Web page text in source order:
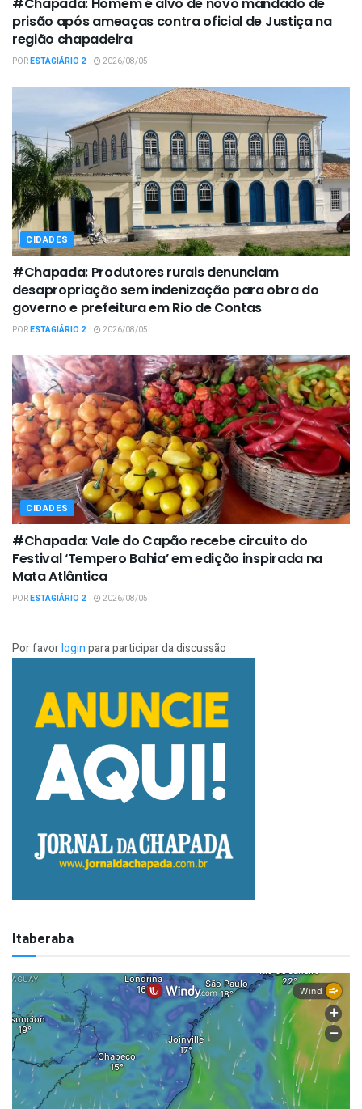
prisão após ameaças contra oficial de Justiça na
região chapadeira
PORESTAGIÁRIO 2 2026/08/05
CIDADES
#Chapada: Produtores rurais denunciam
desapropriação sem indenização para obra do
governo e prefeitura em Rio de Contas
PORESTAGIÁRIO 2 2026/08/05
CIDADES
#Chapada: Vale do Capão recebe circuito do
Festival ‘Tempero Bahia’ em edição inspirada na
Mata Atlântica
PORESTAGIÁRIO 2 2026/08/05
Por favorloginpara participar da discussão
Itaberaba